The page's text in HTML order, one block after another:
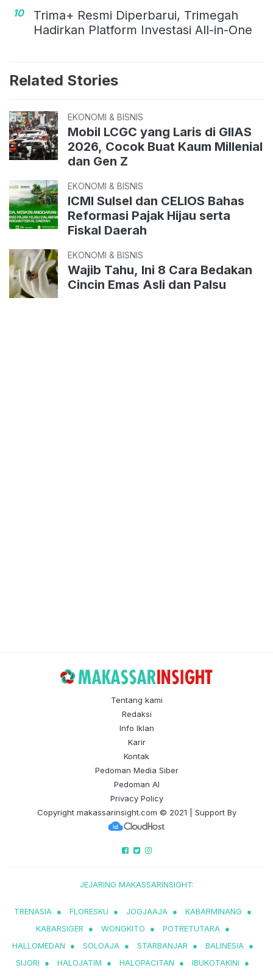
10
Trima+ Resmi Diperbarui, Trimegah
Hadirkan Platform Investasi All-in-One
Related Stories
EKONOMI & BISNIS
Mobil LCGC yang Laris di GIIAS
2026, Cocok Buat Kaum Millenial
dan Gen Z
EKONOMI & BISNIS
ICMI Sulsel dan CELIOS Bahas
Reformasi Pajak Hijau serta
Fiskal Daerah
EKONOMI & BISNIS
Wajib Tahu, Ini 8 Cara Bedakan
Cincin Emas Asli dan Palsu
Tentang kami
Redaksi
Info Iklan
Karir
Kontak
Pedoman Media Siber
Pedoman AI
Privacy Policy
Copyright makassarinsight.com © 2021 | Support By
JEJARING MAKASSARINSIGHT:
TRENASIA ● FLORESKU ● JOGJAAJA ● KABARMINANG
●
KABARSIGER
● WONGKITO ● POTRETUTARA ●
HALLOMEDAN
● SOLOAJA ● STARBANJAR ● BALINESIA ●
SIJORI
● HALOJATIM ● HALOPACITAN ● IBUKOTAKINI
●